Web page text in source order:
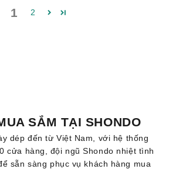
1 2
SẮM TẠI SHONDO
dép đến từ Việt Nam, với hệ thống
cửa hàng, đội ngũ Shondo nhiệt tình
sẵn sàng phục vụ khách hàng mua